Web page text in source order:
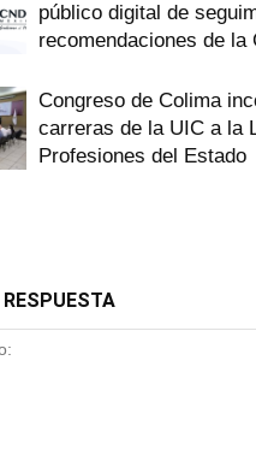
público digital de
recomendaciones de la
Congreso de Colima
carreras de la UIC a la
Profesiones del Estado